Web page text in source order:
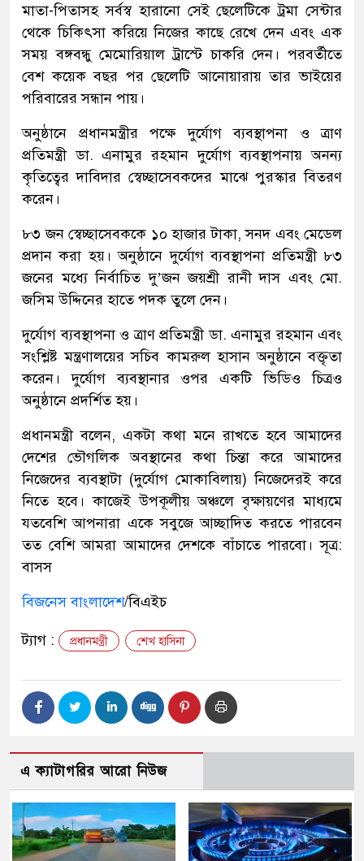
মাতা-পিতাসহ সর্বস্ব হারানো সেই ছেলেটিকে ট্রমা সেন্টার
থেকে চিকিৎসা করিয়ে নিজের কাছে রেখে দেন এবং এক
সময় বঙ্গবন্ধু মেমোরিয়াল ট্রাস্টে চাকরি দেন। পরবর্তীতে
বেশ কয়েক বছর পর ছেলেটি আনোয়ারায় তার ভাইয়ের
পরিবারের সন্ধান পায়।
অনুষ্ঠানে প্রধানমন্ত্রীর পক্ষে দুর্যোগ ব্যবস্থাপনা ও ত্রাণ
প্রতিমন্ত্রী ডা. এনামুর রহমান দুর্যোগ ব্যবস্থাপনায় অনন্য
কৃতিত্বের দাবিদার স্বেচ্ছাসেবকদের মাঝে পুরস্কার বিতরণ
করেন।
৮৩ জন স্বেচ্ছাসেবককে ১০ হাজার টাকা, সনদ এবং মেডেল
প্রদান করা হয়। অনুষ্ঠানে দুর্যোগ ব্যবস্থাপনা প্রতিমন্ত্রী ৮৩
জনের মধ্যে নির্বাচিত দু’জন জয়শ্রী রানী দাস এবং মো.
জসিম উদ্দিনের হাতে পদক তুলে দেন।
দুর্যোগ ব্যবস্থাপনা ও ত্রাণ প্রতিমন্ত্রী ডা. এনামুর রহমান এবং
সংশ্লিষ্ট মন্ত্রণালয়ের সচিব কামরুল হাসান অনুষ্ঠানে বক্তৃতা
করেন। দুর্যোগ ব্যবস্থানার ওপর একটি ভিডিও চিত্রও
অনুষ্ঠানে প্রদর্শিত হয়।
প্রধানমন্ত্রী বলেন, একটা কথা মনে রাখতে হবে আমাদের
দেশের ভৌগলিক অবস্থানের কথা চিন্তা করে আমাদের
নিজেদের ব্যবস্থাটা (দুর্যোগ মোকাবিলায়) নিজেদেরই করে
নিতে হবে। কাজেই উপকূলীয় অঞ্চলে বৃক্ষায়ণের মাধ্যমে
যতবেশি আপনারা একে সবুজে আচ্ছাদিত করতে পারবেন
তত বেশি আমরা আমাদের দেশকে বাঁচাতে পারবো। সূত্র:
বাসস
বিজনেস বাংলাদেশ/বিএইচ
ট্যাগ : প্রধানমন্ত্রী শেখ হাসিনা
এ ক্যাটাগরির আরো নিউজ